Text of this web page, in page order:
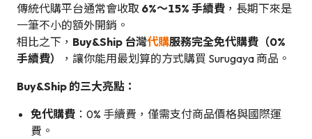
傳統代購平台通常會收取 6%～15% 手續費 ，長期下來是
一筆不小的額外開銷。
相比之下， Buy&Ship 台灣代購服務完全免代購費（0%
手續費）
，讓你能用最划算的方式購買 Surugaya 商品。
Buy&Ship 的三大亮點：
免代購費 ：0% 手續費，僅需支付商品價格與國際運
費。